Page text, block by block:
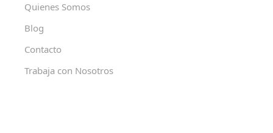
Quienes Somos
Blog
Contacto
Trabaja con Nosotros